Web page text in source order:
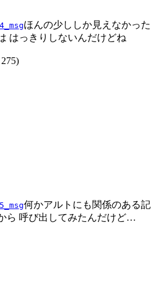
ほんの少ししか見えなかった
はっきりしないんだけどね
何かアルトにも関係のある記
ら 呼び出してみたんだけど…